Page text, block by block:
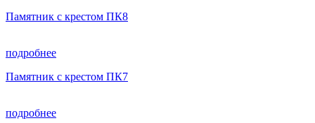
Памятник с крестом ПК8
подробнее
Памятник с крестом ПК7
подробнее